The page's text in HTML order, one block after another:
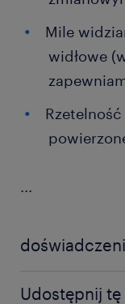
Mile
widłowe
...
Udostępnij